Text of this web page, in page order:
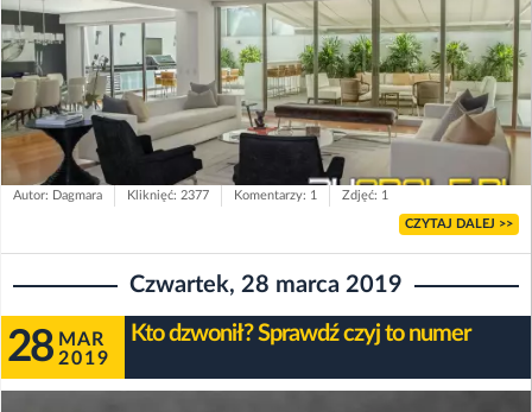
Autor: Dagmara Kliknięć: 2377 Komentarzy: 1 Zdjęć: 1
CZYTAJ DALEJ >>
Czwartek, 28 marca 2019
28 MAR
2019
Kto dzwonił? Sprawdź czyj to numer